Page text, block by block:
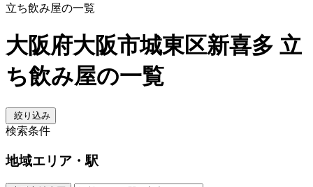
立ち飲み屋の一覧
大阪府大阪市城東区新喜多 立
ち飲み屋の一覧
絞り込み
検索条件
地域エリア・駅